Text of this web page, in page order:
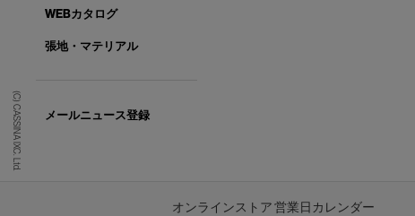
(C) CASSINA IXC. Ltd.
WEBカタログ
張地・マテリアル
メールニュース登録
オンラインストア 営業日カレンダー